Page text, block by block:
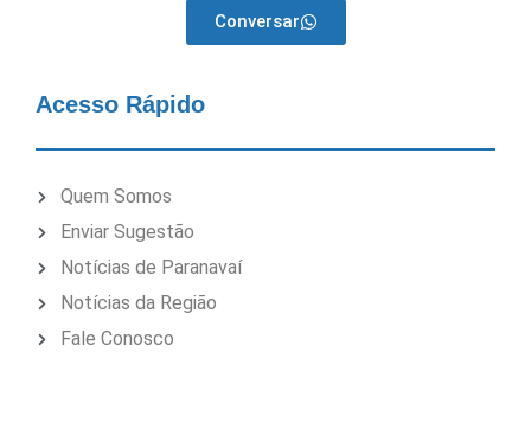
Conversar
Acesso Rápido
Quem Somos
Enviar Sugestão
Notícias de Paranavaí
Notícias da Região
Fale Conosco